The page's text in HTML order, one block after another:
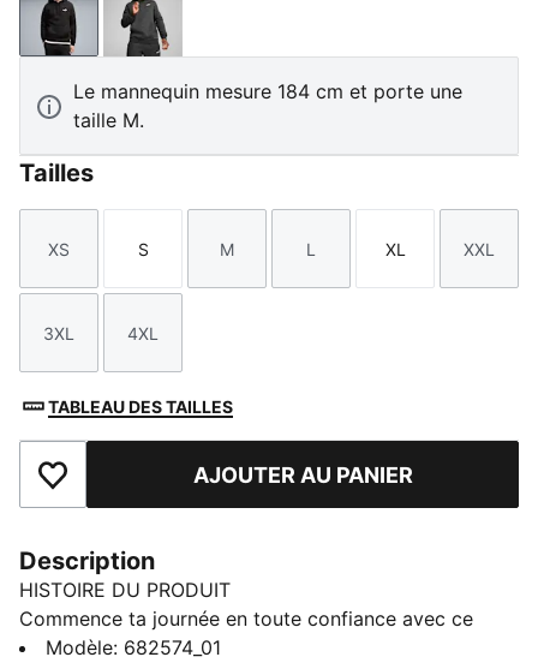
PUMA BlackDark Gray Heather
Le mannequin mesure 184 cm et porte une
taille M.
Tailles
Taille
XS
Taille
S
Taille
M
Taille
L
Taille
XL
Taille
XXL
Taille
3XL
Taille
4XL
TABLEAU DES TAILLES
Ajouter aux favorisAJOUTER AU PANIER
Description
HISTOIRE DU PRODUIT
Commence ta journée en toute confiance avec ce
sweat à capuche orné du logo PUMA N° 1 brodé. La
Modèle: 682574_01